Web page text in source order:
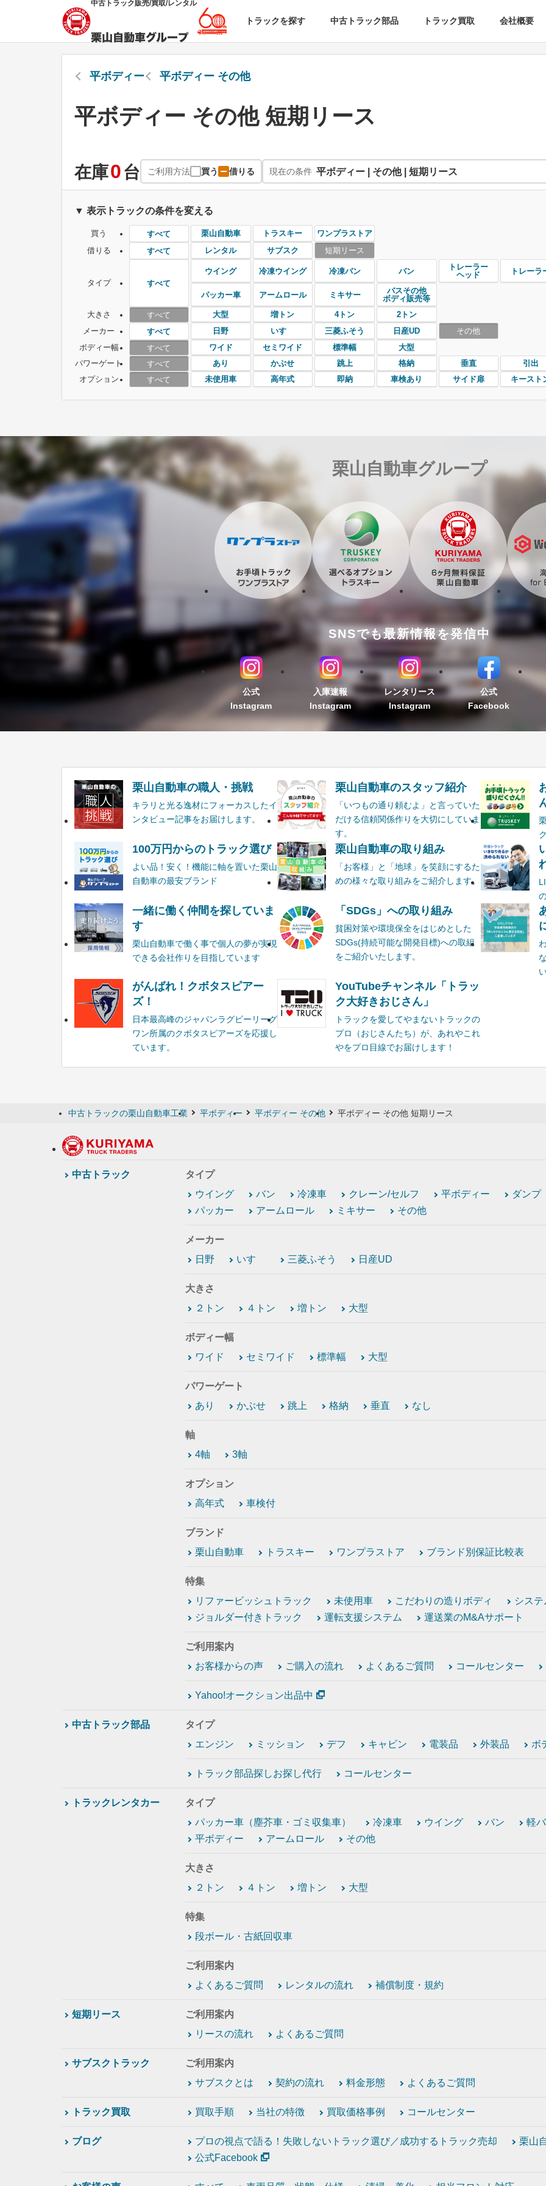
中古トラック販売/買取/レンタル
トラックを探す 中古トラック部品 トラック買取 会社概要
平ボディー 平ボディー その他
平ボディー その他 短期リース
在庫0台 ご利用方法 買う 借りる 現在の条件 平ボディー | その他 | 短期リース
▼ 表示トラックの条件を変える
買う すべて 栗山自動車 トラスキー
ワンプラストア
借りる
すべて レンタル サブスク 短期リース
タイプ すべて
ウイング 冷凍ウイング 冷凍バン バン
トレーラー
ヘッド
トレーラ
パッカー車 アームロール ミキサー
バスその他
ボディ販売等
大きさ
すべて 大型 増トン 4トン
2トン
メーカー
すべて 日野 いすゞ 三菱ふそう 日産UD
その他
ボディー幅
すべて ワイド セミワイド 標準幅
大型
パワーゲート
すべて あり かぶせ 跳上 格納 垂直 引出
オプション
すべて 未使用車 高年式 即納 車検あり サイド扉 キースト
栗山自動車グループ
SNSでも最新情報を発信中
公式
Instagram
入庫速報
Instagram
レンタリース
Instagram
公式
Facebook
栗山自動車の職人・挑戦
キラリと光る逸材にフォーカスしたイ
ンタビュー記事をお届けします。
栗山自動車のスタッフ紹介
「いつもの通り頼むよ」と言っていた
だける信頼関係作りを大切にしていま
す。
100万円からのトラック選び
よい品！安く！機能に軸を置いた栗山
自動車の最安ブランド
栗山自動車の取り組み
「お客様」と「地球」を笑顔にするた
めの様々な取り組みをご紹介します。
一緒に働く仲間を探していま
す
栗山自動車で働く事で個人の夢が実現
できる会社作りを目指しています
「SDGs」への取り組み
貧困対策や環境保全をはじめとした
SDGs(持続可能な開発目標)への取組
をご紹介いたします。
がんばれ！クボタスピアー
ズ！
日本最高峰のジャパンラグビーリーグ
ワン所属のクボタスピアーズを応援し
ています。
YouTubeチャンネル「トラッ
ク大好きおじさん」
トラックを愛してやまないトラックの
プロ（おじさんたち）が、あれやこれ
やをプロ目線でお届けします！
中古トラックの栗山自動車工業 平ボディー 平ボディー その他 平ボディー その他 短期リース
中古トラック
タイプ
ウイング
バン 冷凍車 クレーン/セルフ 平ボディー ダンプ
パッカー
アームロール ミキサー その他
メーカー
日野
いすゞ 三菱ふそう 日産UD
大きさ
２トン
４トン 増トン 大型
ボディー幅
ワイド
セミワイド 標準幅 大型
パワーゲート
あり
かぶせ 跳上 格納 垂直 なし
軸
4軸
3軸
オプション
高年式
車検付
ブランド
栗山自動車
トラスキー ワンプラストア ブランド別保証比較表
特集
リファービッシュトラック
未使用車 こだわりの造りボディ
シス
ジョルダー付きトラック
運転支援システム 運送業のM&Aサポート
ご利用案内
お客様からの声
ご購入の流れ よくあるご質問 コールセンター
Yahoo!オークション出品中
中古トラック部品
タイプ
エンジン
ミッション デフ キャビン 電装品 外装品 ボ
トラック部品探しお探し代行 コールセンター
トラックレンタカー
タイプ
パッカー車（塵芥車・ゴミ収集車）
冷凍車 ウイング バン 軽
平ボディー
アームロール その他
大きさ
２トン
４トン 増トン 大型
特集
段ボール・古紙回収車
ご利用案内
よくあるご質問
レンタルの流れ 補償制度・規約
短期リース
ご利用案内
リースの流れ
よくあるご質問
サブスクトラック
ご利用案内
サブスクとは
契約の流れ 料金形態 よくあるご質問
トラック買取 買取手順 当社の特徴 買取価格事例 コールセンター
ブログ プロの視点で語る！失敗しないトラック選び／成功するトラック売却 栗山
公式Facebook